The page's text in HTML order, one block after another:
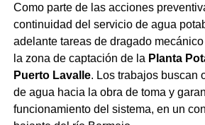
la demanda, especialmente
deportivos de gran escala.
Secretos para
conservar la calidad
Especialistas del sector señalan que
Como parte de las acciones
continuidad del servicio de agua
adelante tareas de dragado
la zona de captación de la Planta
Puerto Lavalle. Los trabajos buscan
de agua hacia la obra de toma y
funcionamiento del sistema, en un